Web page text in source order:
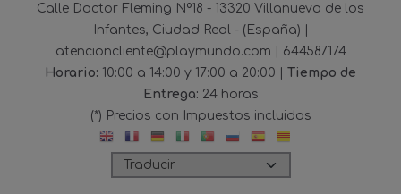
Calle Doctor Fleming Nº18 - 13320 Villanueva de los
Infantes, Ciudad Real - (España) |
atencioncliente@playmundo.com | 644587174
Horario: 10:00 a 14:00 y 17:00 a 20:00 | Tiempo de
Entrega: 24 horas
(*) Precios con Impuestos incluidos